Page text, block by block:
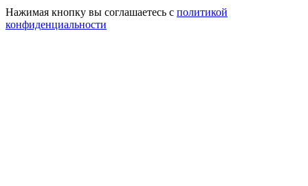
Нажимая кнопку вы соглашаетесь с политикой
конфиденциальности